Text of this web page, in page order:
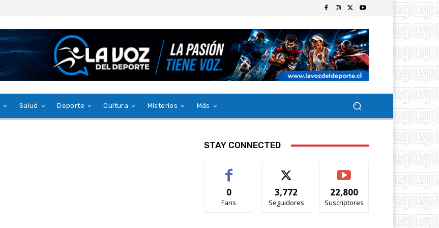
Salud Deporte Cultura Misterios Más
STAY CONNECTED
0
Fans
3,772
Seguidores
22,800
Suscriptores